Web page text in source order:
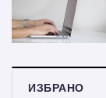
ИЗБРАНО